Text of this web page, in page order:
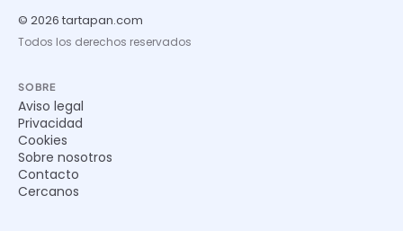
© 2026 tartapan.com
Todos los derechos reservados
SOBRE
Aviso legal
Privacidad
Cookies
Sobre nosotros
Contacto
Cercanos